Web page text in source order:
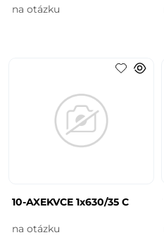
na otázku
10-AXEKVCE 1x630/35 C
na otázku